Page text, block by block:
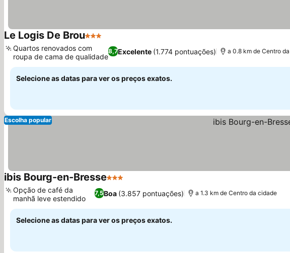
Le Logis De Brou3 Estrelas
8,7Excelente (1.774 pontuações)
Quartos renovados com
roupa de cama de qualidade
a 0.8 km de Centro
Selecione as datas para ver os preços exatos.
Escolha popular
ibis Bourg-en-Bresse3 Estrelas
7,5Boa (3.857 pontuações)
Opção de café da
manhã leve estendido
a 1.3 km de Centro da cidade
Selecione as datas para ver os preços exatos.